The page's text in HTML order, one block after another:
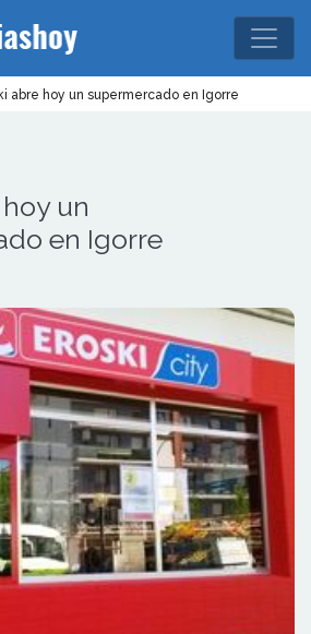
abre hoy un supermercado en Igorre
un
en Igorre